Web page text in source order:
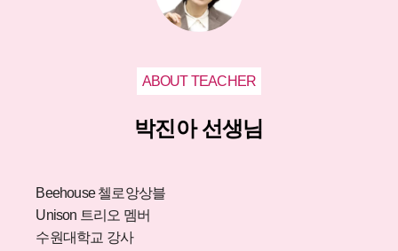
ABOUT TEACHER
박진아 선생님
Beehouse 첼로앙상블
Unison 트리오 멤버
수원대학교 강사